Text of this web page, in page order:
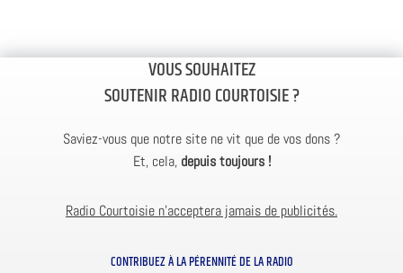
VOUS SOUHAITEZ
SOUTENIR RADIO COURTOISIE ?
Saviez-vous que notre site ne vit que de vos dons ?
Et, cela, depuis toujours !
Radio Courtoisie n’acceptera jamais de publicités.
CONTRIBUEZ À LA PÉRENNITÉ DE LA RADIO